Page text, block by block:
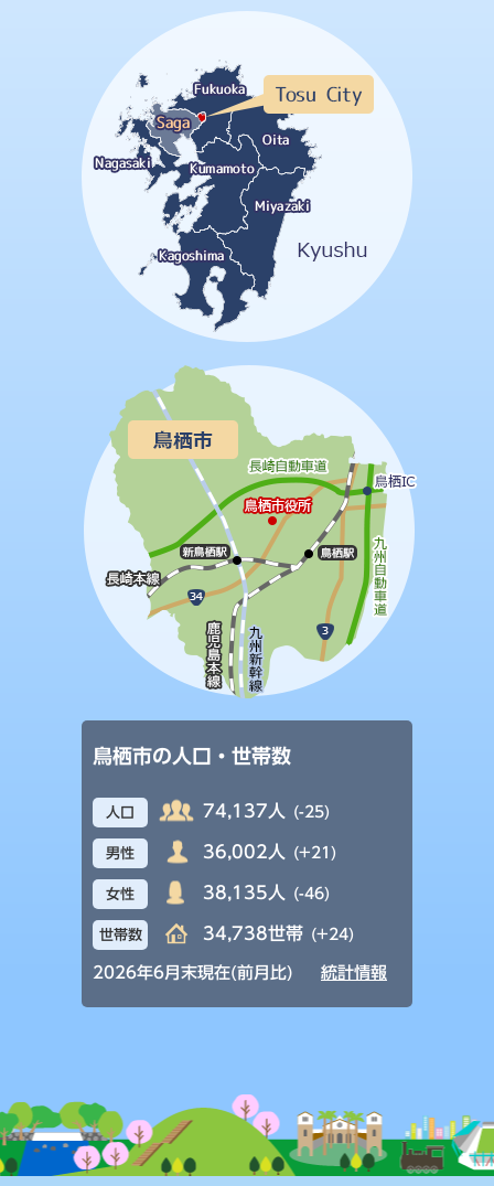
鳥栖市の人口・世帯数
人口 74,137人 (-25)
男性 36,002人 (+21)
女性 38,135人 (-46)
世帯数 34,738世帯 (+24)
2026年6月末現在(前月比) 統計情報